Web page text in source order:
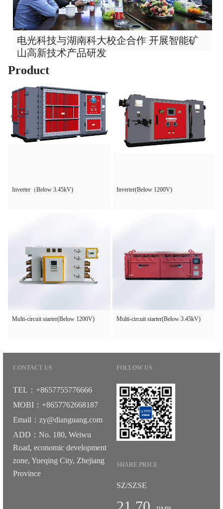
电光科技与湖南科大校企合作 开展智能矿
山高新技术产品研发
Product
Inverter（Below 3.45kV) Inverter(Below 1200V)
Multi-circuit starter(Below 1200V) Multi-circuit starter(Below 3.45kV)
CONTACT US
TEL：+8657755776666
MOBI：+8657762668187
Email：zy@dianguang.com
ADD：No. 180, Weiwu
Road, economic development
zone, Yueqing City, Zhejiang
Province
FOLLOW US
SHARE PRICE
SZ/SZSE